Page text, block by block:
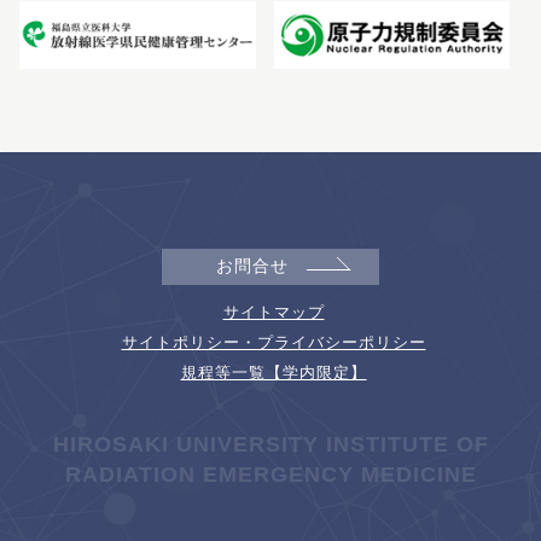
お問合せ
サイトマップ
サイトポリシー・プライバシーポリシー
規程等一覧【学内限定】
HIROSAKI UNIVERSITY INSTITUTE OF
RADIATION EMERGENCY MEDICINE